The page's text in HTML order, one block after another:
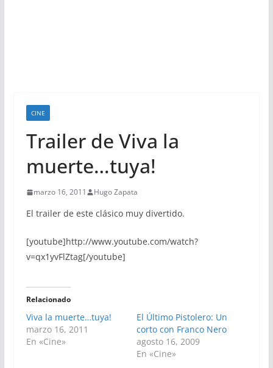
CINE
Trailer de Viva la
muerte…tuya!
marzo 16, 2011 Hugo Zapata
El trailer de este clásico muy divertido.
[youtube]http://www.youtube.com/watch?
v=qx1yvFlZtag[/youtube]
Relacionado
Viva la muerte…tuya!
marzo 16, 2011
En «Cine»
El Último Pistolero: Un
corto con Franco Nero
agosto 16, 2009
En «Cine»